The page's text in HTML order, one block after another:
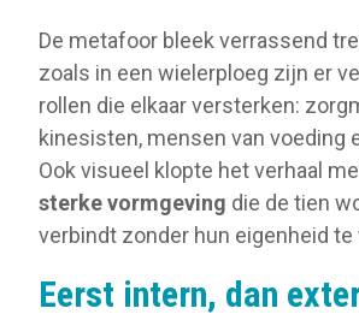
De metafoor bleek verrassend
zoals in een wielerploeg zijn er
rollen die elkaar versterken:
kinesisten, mensen van voeding
Ook visueel klopte het verhaal
sterke vormgeving die de tien
verbindt zonder hun eigenheid te
Eerst intern, dan